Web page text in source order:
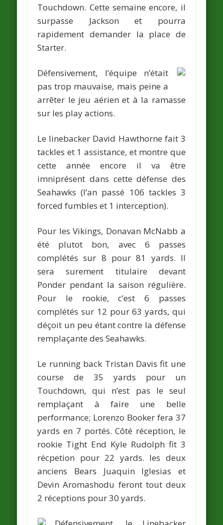
Touchdown. Cette semaine encore, il
surpasse Jackson et pourra
rapidement demander la place de
Starter.
Défensivement, l’équipe n’était
pas trop mauvaise, mais peine a
arrêter le jeu aérien et à la ramasse
sur les play actions.
Le linebacker David Hawthorne fait 3
tackles et 1 assistance, et montre que
cette année encore il va être
imniprésent dans cette défense des
Seahawks (l’an passé 106 tackles 3
forced fumbles et 1 interception).
Pour les Vikings, Donavan McNabb a
été plutot bon, avec 6 passes
complétés sur 8 pour 81 yards. Il
sera surement titulaire devant
Ponder pendant la saison régulière.
Pour le rookie, c’est 6 passes
complétés sur 12 pour 63 yards, qui
déçoit un peu étant contre la défense
remplaçante des Seahawks.
Le running back Tristan Davis fit une
course de 35 yards pour un
Touchdown, qui n’est pas le seul
remplaçant à faire une belle
performance; Lorenzo Booker fera 37
yards en 7 portés. Côté réception, le
rookie Tight End Kyle Rudolph fit 3
récpetion pour 22 yards. les deux
anciens Bears Juaquin Iglesias et
Devin Aromashodu feront tout deux
2 réceptions pour 30 yards.